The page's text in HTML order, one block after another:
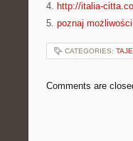
4. http://italia-
5. poznaj możliwości
CATEGORIES:
Comments are